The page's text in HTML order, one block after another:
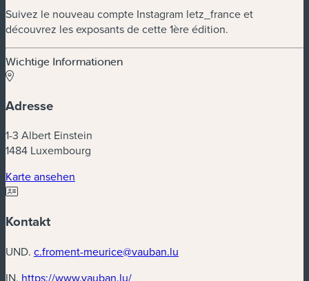
Suivez le nouveau compte Instagram letz_france et
découvrez les exposants de cette 1ère édition.
Wichtige Informationen
Adresse
1-3 Albert Einstein
1484 Luxembourg
Karte ansehen
Kontakt
UND. c.froment-meurice@vauban.lu
IN. https://www.vauban.lu/(neues Fenster)